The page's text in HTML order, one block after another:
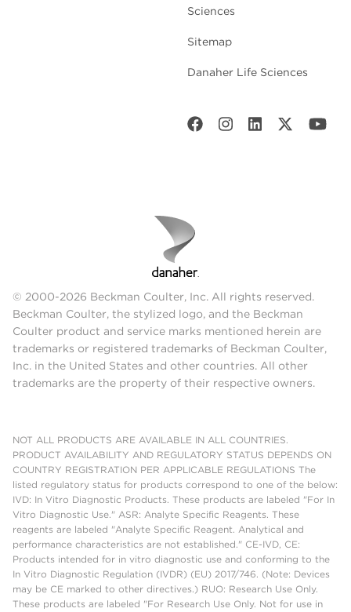
Sciences
Sitemap
Danaher Life Sciences
© 2000-2026 Beckman Coulter, Inc. All rights reserved.
Beckman Coulter, the stylized logo, and the Beckman
Coulter product and service marks mentioned herein are
trademarks or registered trademarks of Beckman Coulter,
Inc. in the United States and other countries. All other
trademarks are the property of their respective owners.
NOT ALL PRODUCTS ARE AVAILABLE IN ALL COUNTRIES.
PRODUCT AVAILABILITY AND REGULATORY STATUS DEPENDS ON
COUNTRY REGISTRATION PER APPLICABLE REGULATIONS The
listed regulatory status for products correspond to one of the below:
IVD: In Vitro Diagnostic Products. These products are labeled "For In
Vitro Diagnostic Use." ASR: Analyte Specific Reagents. These
reagents are labeled "Analyte Specific Reagent. Analytical and
performance characteristics are not established." CE-IVD, CE:
Products intended for in vitro diagnostic use and conforming to the
In Vitro Diagnostic Regulation (IVDR) (EU) 2017/746. (Note: Devices
may be CE marked to other directives.) RUO: Research Use Only.
These products are labeled "For Research Use Only. Not for use in